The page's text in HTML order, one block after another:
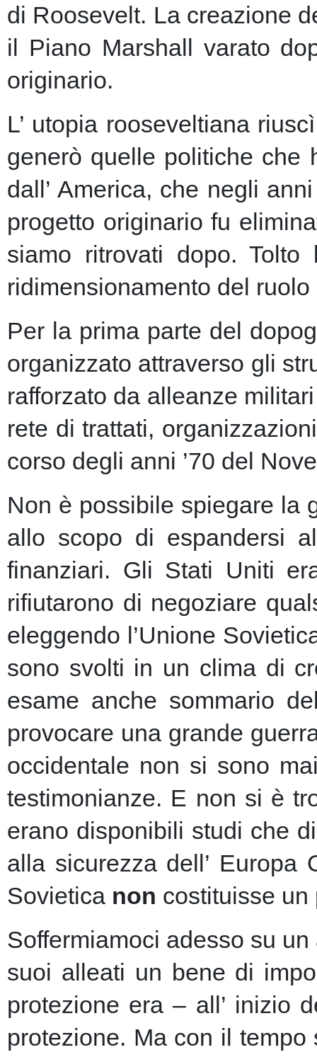
di Roosevelt. La creazione
il Piano Marshall varato
originario.
L’ utopia rooseveltiana
generò quelle politiche che
dall’ America, che negli
progetto originario fu
siamo ritrovati dopo.
ridimensionamento del
Per la prima parte del
organizzato attraverso gli
rafforzato da alleanze
rete di trattati,
corso degli anni ’70 del
Non è possibile spiegare la
allo scopo di espandersi
finanziari. Gli Stati Uniti
rifiutarono di negoziare
eleggendo l’Unione
sono svolti in un clima di
esame anche sommario
provocare una grande
occidentale non si sono
testimonianze. E non si è
erano disponibili studi che
alla sicurezza dell’
Sovietica non costituisse un
Soffermiamoci adesso su
suoi alleati un bene di
protezione era – all’ inizio
protezione. Ma con il tempo